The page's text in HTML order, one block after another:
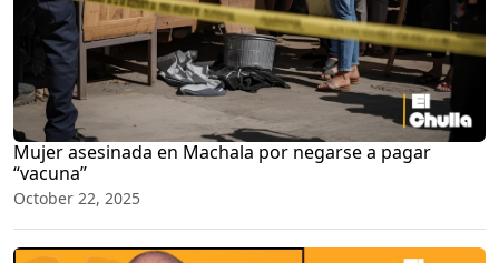
Mujer asesinada en Machala por negarse a pagar
“vacuna”
October 22, 2025